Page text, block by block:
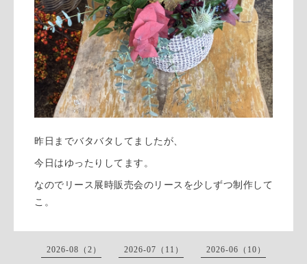
昨日までバタバタしてましたが、
今日はゆったりしてます。
なのでリース展時販売会のリースを少しずつ制作して
こ。
2026-08（2） 2026-07（11） 2026-06（10）